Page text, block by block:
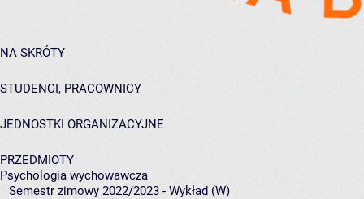
NA SKRÓTY
STUDENCI, PRACOWNICY
JEDNOSTKI ORGANIZACYJNE
PRZEDMIOTY
Psychologia wychowawcza
Semestr zimowy 2022/2023 - Wykład (W)